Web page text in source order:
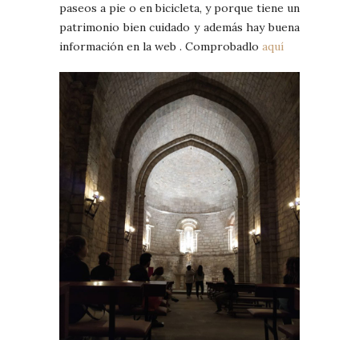
paseos a pie o en bicicleta, y porque tiene un
patrimonio bien cuidado y además hay buena
información en la web . Comprobadlo aquí